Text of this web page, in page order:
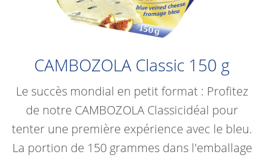
CAMBOZOLA Classic 150 g
Le succès mondial en petit format : Profitez
de notre CAMBOZOLA Classicidéal pour
tenter une première expérience avec le bleu.
La portion de 150 grammes dans l'emballage